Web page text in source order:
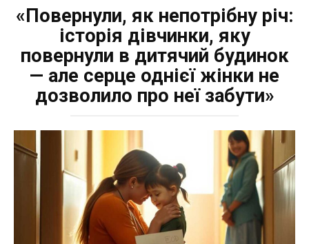
«Повернули, як непотрібну річ:
історія дівчинки, яку
повернули в дитячий будинок
— але серце однієї жінки не
дозволило про неї забути»